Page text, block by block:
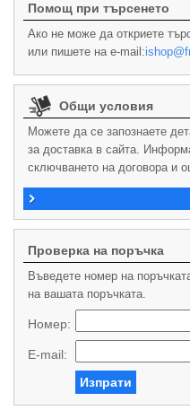
Помощ при търсенето
Ако не може да откриете
или пишете на e-mail:
Общи условия
Можете да се запознаете
за доставка в сайта.
сключването на договора и
Проверка на поръчка
Въведете номер на
на вашата поръчката.
Номер:
E-mail:
Изпрати